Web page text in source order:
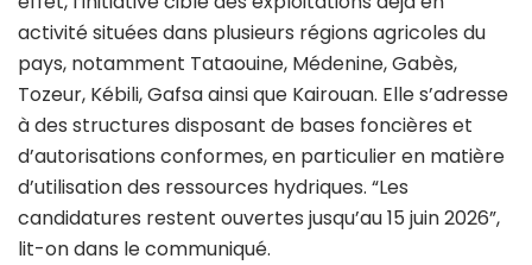
activité situées dans plusieurs régions agricoles du
pays, notamment Tataouine, Médenine, Gabès,
Tozeur, Kébili, Gafsa ainsi que Kairouan. Elle s’adresse
à des structures disposant de bases foncières et
d’autorisations conformes, en particulier en matière
d’utilisation des ressources hydriques. “Les
candidatures restent ouvertes jusqu’au 15 juin 2026”,
lit-on dans le communiqué.